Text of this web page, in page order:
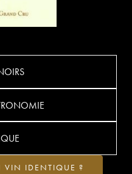
VIN IDENTIQUE ?